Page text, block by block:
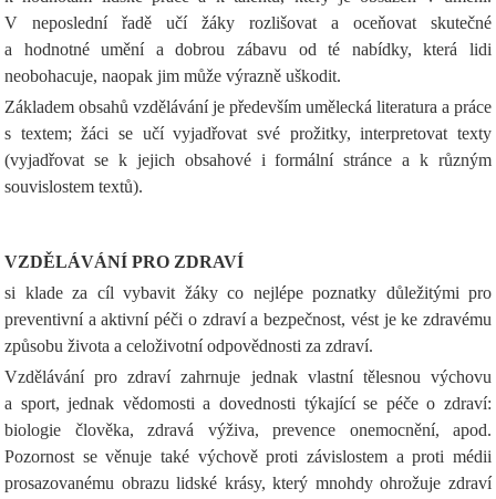
V neposlední řadě učí žáky rozlišovat a oceňovat skutečné
a hodnotné umění a dobrou zábavu od té nabídky, která lidi
neobohacuje, naopak jim může výrazně uškodit.
Základem obsahů vzdělávání je především umělecká literatura a práce
s textem; žáci se učí vyjadřovat své prožitky, interpretovat texty
(vyjadřovat se k jejich obsahové i formální stránce a k různým
souvislostem textů).
VZDĚLÁVÁNÍ PRO ZDRAVÍ
si klade za cíl vybavit žáky co nejlépe poznatky důležitými pro
preventivní a aktivní péči o zdraví a bezpečnost, vést je ke zdravému
způsobu života a celoživotní odpovědnosti za zdraví.
Vzdělávání pro zdraví zahrnuje jednak vlastní tělesnou výchovu
a sport, jednak vědomosti a dovednosti týkající se péče o zdraví:
biologie člověka, zdravá výživa, prevence onemocnění, apod.
Pozornost se věnuje také výchově proti závislostem a proti médii
prosazovanému obrazu lidské krásy, který mnohdy ohrožuje zdraví